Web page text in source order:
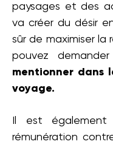
paysages et des
va créer du désir
sûr de maximiser la
pouvez
mentionner dans
voyage.
Il est
rémunération